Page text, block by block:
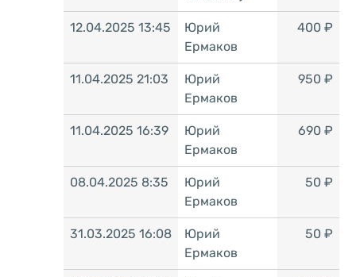
12.04.2025 13:45
Юрий
Ермаков
400 ₽
11.04.2025 21:03
Юрий
Ермаков
950 ₽
11.04.2025 16:39
Юрий
Ермаков
690 ₽
08.04.2025 8:35
Юрий
Ермаков
50 ₽
31.03.2025 16:08
Юрий
Ермаков
50 ₽